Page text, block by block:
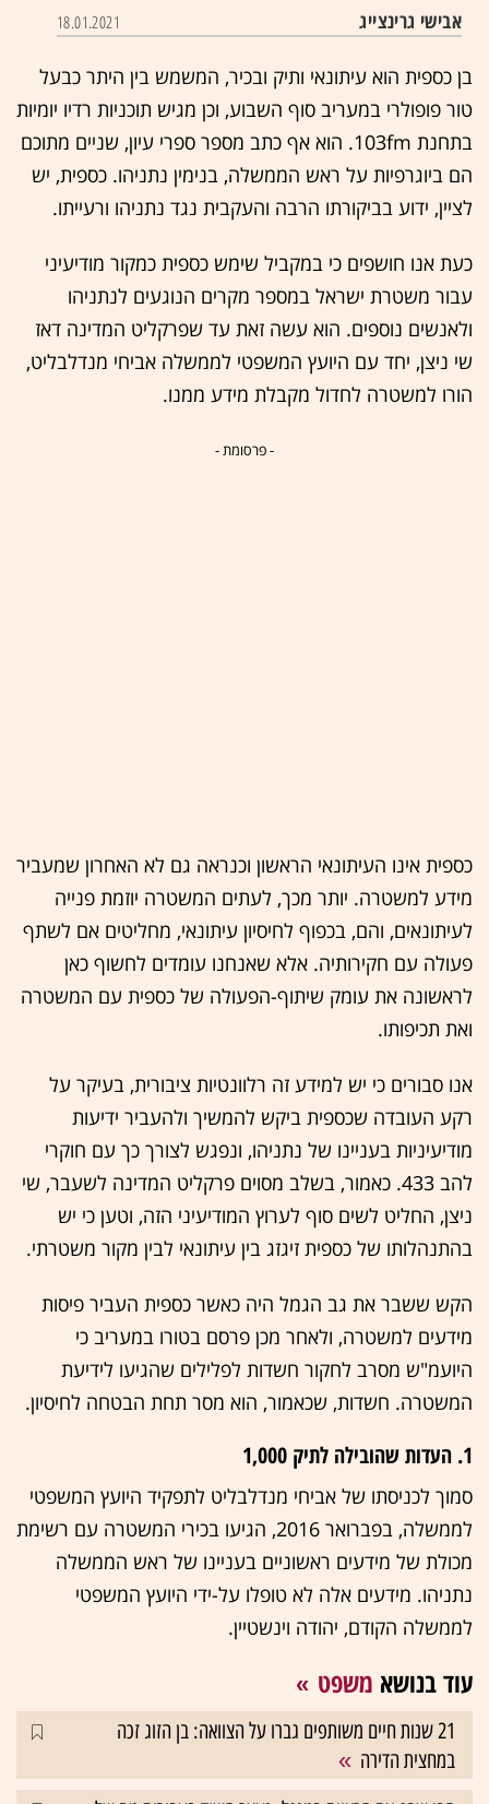
אבישי גרינצייג 18.01.2021
בן כספית הוא עיתונאי ותיק ובכיר, המשמש בין היתר כבעל
טור פופולרי במעריב סוף השבוע, וכן מגיש תוכניות רדיו יומיות
בתחנת 103fm. הוא אף כתב מספר ספרי עיון, שניים מתוכם
הם ביוגרפיות על ראש הממשלה, בנימין נתניהו. כספית, יש
לציין, ידוע בביקורתו הרבה והעקבית נגד נתניהו ורעייתו.
כעת אנו חושפים כי במקביל שימש כספית כמקור מודיעיני
עבור משטרת ישראל במספר מקרים הנוגעים לנתניהו
ולאנשים נוספים. הוא עשה זאת עד שפרקליט המדינה דאז
שי ניצן, יחד עם היועץ המשפטי לממשלה אביחי מנדלבליט,
הורו למשטרה לחדול מקבלת מידע ממנו.
- פרסומת -
כספית אינו העיתונאי הראשון וכנראה גם לא האחרון שמעביר
מידע למשטרה. יותר מכך, לעתים המשטרה יוזמת פנייה
לעיתונאים, והם, בכפוף לחיסיון עיתונאי, מחליטים אם לשתף
פעולה עם חקירותיה. אלא שאנחנו עומדים לחשוף כאן
לראשונה את עומק שיתוף-הפעולה של כספית עם המשטרה
ואת תכיפותו.
אנו סבורים כי יש למידע זה רלוונטיות ציבורית, בעיקר על
רקע העובדה שכספית ביקש להמשיך ולהעביר ידיעות
מודיעיניות בעניינו של נתניהו, ונפגש לצורך כך עם חוקרי
להב 433. כאמור, בשלב מסוים פרקליט המדינה לשעבר, שי
ניצן, החליט לשים סוף לערוץ המודיעיני הזה, וטען כי יש
בהתנהלותו של כספית זיגזג בין עיתונאי לבין מקור משטרתי.
הקש ששבר את גב הגמל היה כאשר כספית העביר פיסות
מידעים למשטרה, ולאחר מכן פרסם בטורו במעריב כי
היועמ"ש מסרב לחקור חשדות לפלילים שהגיעו לידיעת
המשטרה. חשדות, שכאמור, הוא מסר תחת הבטחה לחיסיון.
1. העדות שהובילה לתיק 1,000
סמוך לכניסתו של אביחי מנדלבליט לתפקיד היועץ המשפטי
לממשלה, בפברואר 2016, הגיעו בכירי המשטרה עם רשימת
מכולת של מידעים ראשוניים בעניינו של ראש הממשלה
נתניהו. מידעים אלה לא טופלו על-ידי היועץ המשפטי
לממשלה הקודם, יהודה וינשטיין.
עוד בנושא משפט
21 שנות חיים משותפים גברו על הצוואה: בן הזוג זכה
במחצית הדירה